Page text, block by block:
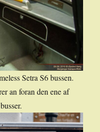
Setra S6 bussen.
an foran den ene af